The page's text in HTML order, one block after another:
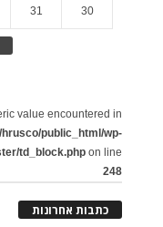
30
31
value encountered in
hrusco/public_html/wp-
td_block.php on line
248
כתבות אחרונות